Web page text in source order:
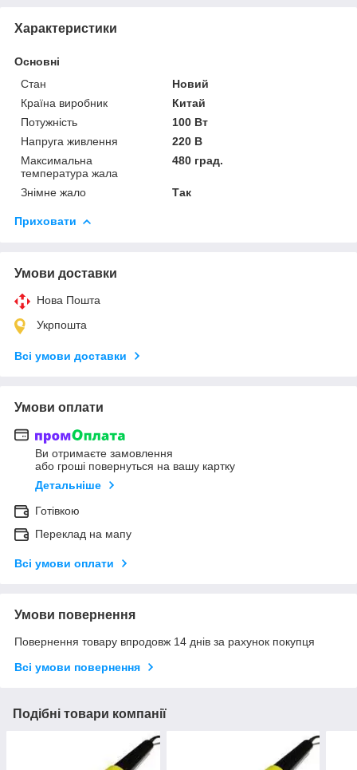
Характеристики
Основні
Стан
Новий
Країна виробник
Китай
Потужність
100 Вт
Напруга живлення
220 В
Максимальна
температура жала
480 град.
Знімне жало Так
Приховати
Умови доставки
Нова Пошта
Укрпошта
Всі умови доставки
Умови оплати
Ви отримаєте замовлення
або гроші повернуться на вашу картку
Детальніше
Готівкою
Переклад на мапу
Всі умови оплати
Умови повернення
Повернення товару впродовж 14 днів за рахунок покупця
Всі умови повернення
Подібні товари компанії